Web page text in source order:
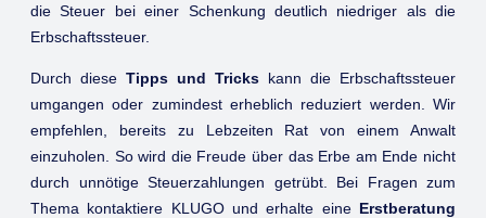
die Steuer bei einer Schenkung deutlich niedriger als die
Erbschaftssteuer.
Durch diese Tipps und Tricks kann die Erbschaftssteuer
umgangen oder zumindest erheblich reduziert werden. Wir
empfehlen, bereits zu Lebzeiten Rat von einem Anwalt
einzuholen. So wird die Freude über das Erbe am Ende nicht
durch unnötige Steuerzahlungen getrübt. Bei Fragen zum
Thema kontaktiere KLUGO und erhalte eine Erstberatung